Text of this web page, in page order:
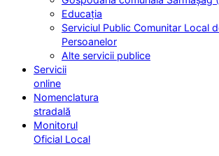
Educația
Serviciul Public Comunitar Local
Persoanelor
Alte servicii publice
Servicii
online
Nomenclatura
stradală
Monitorul
Oficial Local